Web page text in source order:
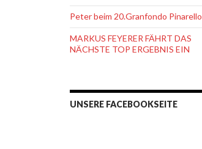
Peter beim 20.Granfondo Pinarello
MARKUS FEYERER FÄHRT DAS
NÄCHSTE TOP ERGEBNIS EIN
UNSERE FACEBOOKSEITE